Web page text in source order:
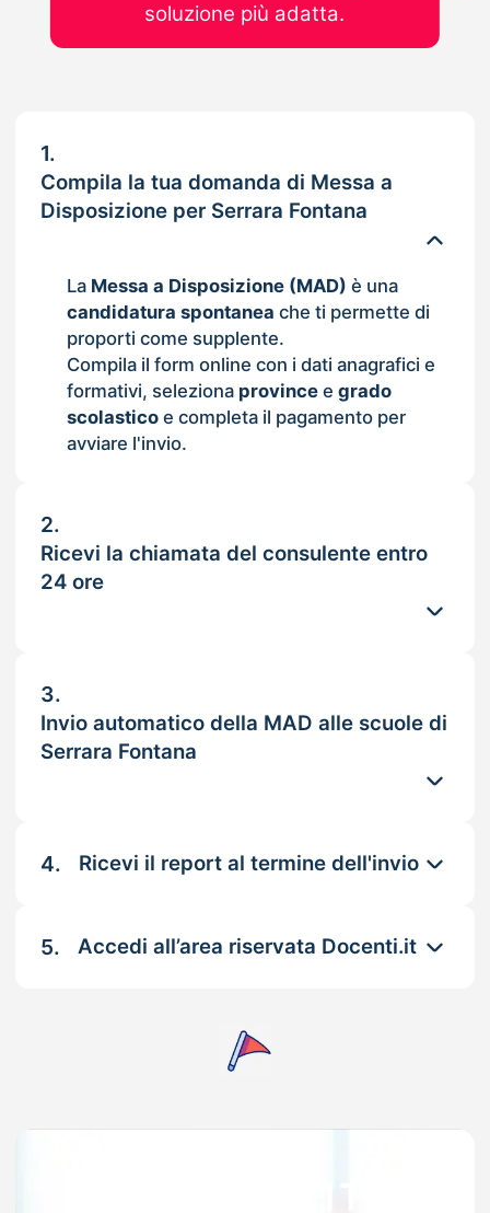
1.
Compila la tua domanda di Messa a
Disposizione per Serrara Fontana
La Messa a Disposizione (MAD) è una
candidatura spontanea che ti permette di
proporti come supplente.
Compila il form online con i dati anagrafici e
formativi, seleziona provincee grado
scolasticoe completa il pagamento per
avviare l'invio.
2.
Ricevi la chiamata del consulente entro
24 ore
3.
Invio automatico della MAD alle scuole di
Serrara Fontana
4. Ricevi il report al termine dell'invio
5. Accedi all’area riservata Docenti.it
soluzione più adatta.